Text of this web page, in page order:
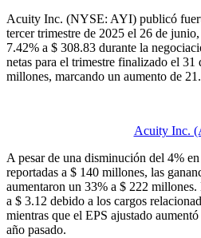
Acuity Inc. (NYSE: AYI) publicó
tercer trimestre de 2025 el 26 de
7.42% a $ 308.83 durante la
netas para el trimestre finalizado el
millones, marcando un aumento de
Acuity Inc.
A pesar de una disminución del 4%
reportadas a $ 140 millones, las
aumentaron un 33% a $ 222
a $ 3.12 debido a los cargos
mientras que el EPS ajustado
año pasado.